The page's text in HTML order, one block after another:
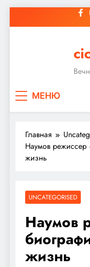
к
МЕНЮ
Главная
Наумов
жизнь
UNCATEGORISED
Наумов
жизнь